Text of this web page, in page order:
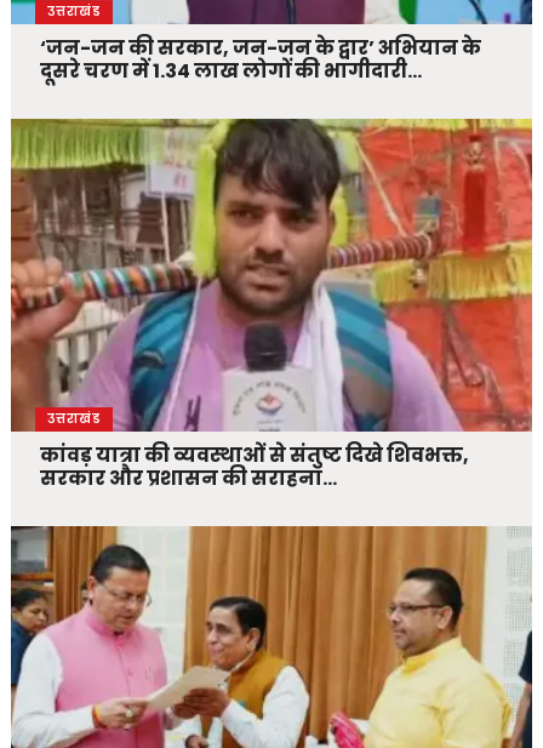
उत्तराखंड
‘जन-जन की सरकार, जन-जन के द्वार’ अभियान के
दूसरे चरण में 1.34 लाख लोगों की भागीदारी…
उत्तराखंड
कांवड़ यात्रा की व्यवस्थाओं से संतुष्ट दिखे शिवभक्त,
सरकार और प्रशासन की सराहना…